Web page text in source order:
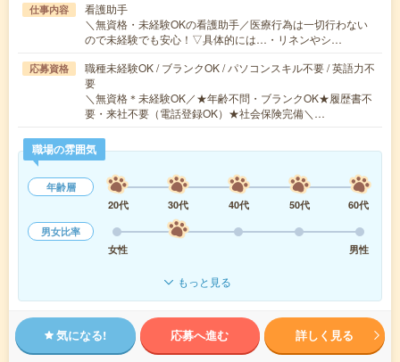
仕事内容
看護助手
＼無資格・未経験OKの看護助手／医療行為は一切行わない
ので未経験でも安心！▽具体的には…・リネンやシ…
応募資格
職種未経験OK / ブランクOK / パソコンスキル不要 / 英語力不
要
＼無資格＊未経験OK／★年齢不問・ブランクOK★履歴書不
要・来社不要（電話登録OK）★社会保険完備＼…
職場の雰囲気
年齢層
20代
30代 40代 50代
60代
男女比率
女性
男性
もっと見る
気になる! 応募へ進む 詳しく見る